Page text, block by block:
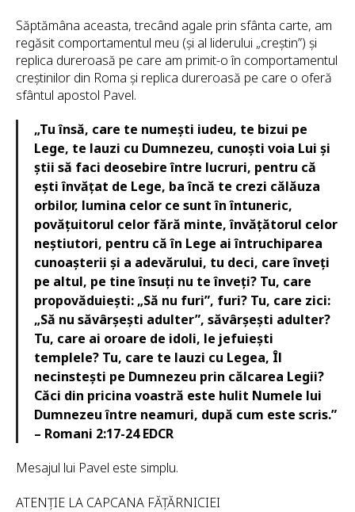
Săptămâna aceasta, trecând agale prin sfânta carte, am
regăsit comportamentul meu (și al liderului „creștin”) și
replica dureroasă pe care am primit-o în comportamentul
creștinilor din Roma și replica dureroasă pe care o oferă
sfântul apostol Pavel.
„Tu însă, care te numești iudeu, te bizui pe
Lege, te lauzi cu Dumnezeu, cunoști voia Lui și
știi să faci deosebire între lucruri, pentru că
ești învățat de Lege, ba încă te crezi călăuza
orbilor, lumina celor ce sunt în întuneric,
povățuitorul celor fără minte, învățătorul celor
neștiutori, pentru că în Lege ai întruchiparea
cunoașterii și a adevărului, tu deci, care înveți
pe altul, pe tine însuți nu te înveți? Tu, care
propovăduiești: „Să nu furi”, furi? Tu, care zici:
„Să nu săvârșești adulter”, săvârșești adulter?
Tu, care ai oroare de idoli, le jefuiești
templele? Tu, care te lauzi cu Legea, Îl
necinstești pe Dumnezeu prin călcarea Legii?
Căci din pricina voastră este hulit Numele lui
Dumnezeu între neamuri, după cum este scris.”
– Romani 2:17-24 EDCR
Mesajul lui Pavel este simplu.
ATENȚIE LA CAPCANA FĂȚĂRNICIEI